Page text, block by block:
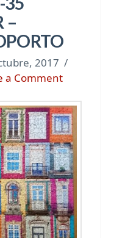
–
2017
a Comment